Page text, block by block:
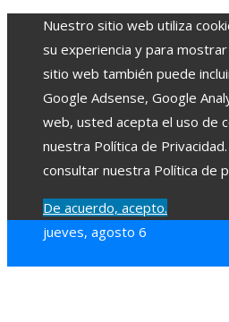
Nuestro sitio web utiliza
su experiencia y para
sitio web también puede
Google Adsense, Google
web, usted acepta el uso de
nuestra Política de
consultar nuestra Política de
De acuerdo, acepto.
jueves, agosto 6